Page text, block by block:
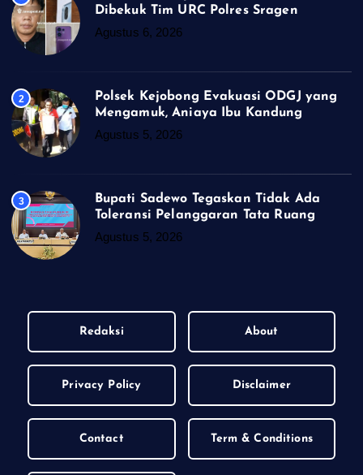
Dibekuk Tim URC Polres Sragen
Agustus 6, 2026
2
Polsek Kejobong Evakuasi ODGJ yang
Mengamuk, Aniaya Ibu Kandung
Agustus 5, 2026
3
Bupati Sadewo Tegaskan Tidak Ada
Toleransi Pelanggaran Tata Ruang
Agustus 5, 2026
Redaksi About
Privacy Policy Disclaimer
Contact Term & Conditions